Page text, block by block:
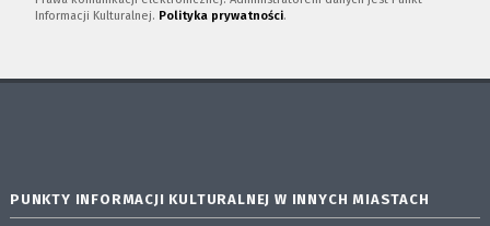
Informacji Kulturalnej. Polityka prywatności.
PUNKTY INFORMACJI KULTURALNEJ W INNYCH MIASTACH